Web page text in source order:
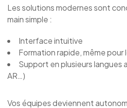
Les solutions modernes sont
main simple :
Interface intuitive
Formation rapide, même
Support en plusieurs langues
AR…)
Vos équipes deviennent